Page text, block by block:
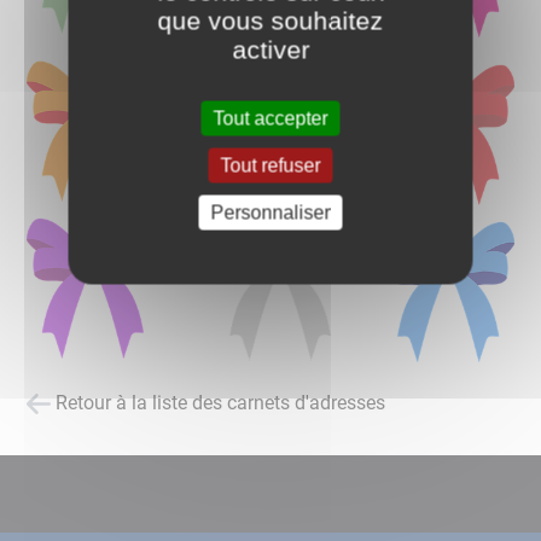
Retour à la liste des carnets d'adresses
que vous souhaitez
activer
Tout accepter
Tout refuser
Personnaliser